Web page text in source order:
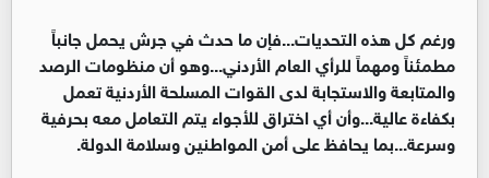
ورغم كل هذه التحديات...فإن ما حدث في جرش يحمل جانباً
مطمئناً ومهماً للرأي العام الأردني...وهو أن منظومات الرصد
والمتابعة والاستجابة لدى القوات المسلحة الأردنية تعمل
بكفاءة عالية...وأن أي اختراق للأجواء يتم التعامل معه بحرفية
وسرعة...بما يحافظ على أمن المواطنين وسلامة الدولة.